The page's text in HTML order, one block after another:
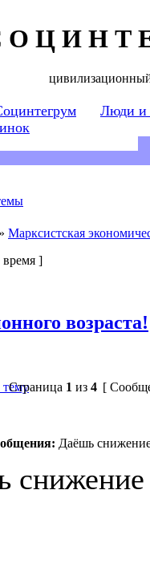
О Ц И Н Т
Люди и
» Марксистская
время ]
возраста!
Страница 1 из 4 [
Даёшь
снижение